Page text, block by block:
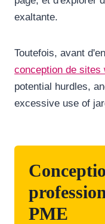
exaltante.
Toutefois, avant
conception de sites
potential hurdles,
excessive use of
PME